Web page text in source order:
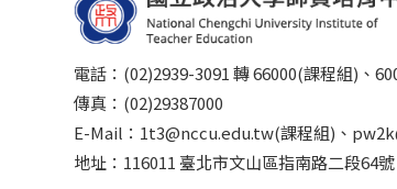
電話：(02)2939-3091 轉 66000(課程組)、
傳真：(02)29387000
E-Mail：1t3@nccu.edu.tw(課程組)、
地址：116011 臺北市文山區指南路二段64